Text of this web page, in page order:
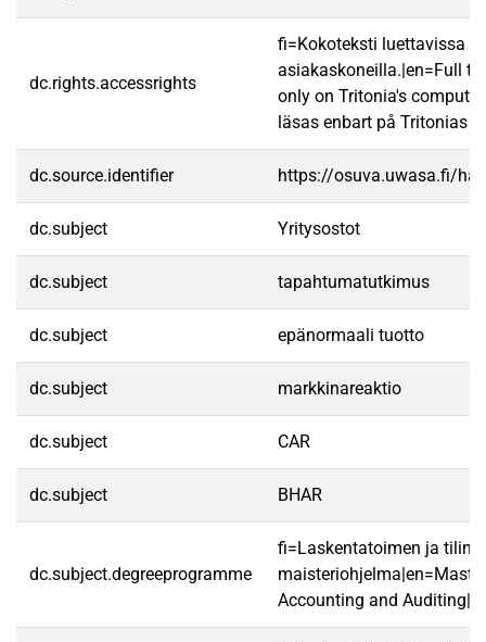
dc.rights.accessrights
fi=Kokoteksti luettavissa
asiakaskoneilla.|en=Full
only on Tritonia's
läsas enbart på Tritonias
dc.source.identifier https://osuva.uwasa.fi/
dc.subject Yritysostot
dc.subject tapahtumatutkimus
dc.subject epänormaali tuotto
dc.subject markkinareaktio
dc.subject CAR
dc.subject BHAR
dc.subject.degreeprogramme
fi=Laskentatoimen ja
Accounting and Auditing|